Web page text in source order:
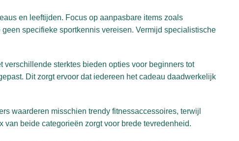
en leeftijden. Focus op aanpasbare items zoals
specifieke sportkennis vereisen. Vermijd specialistische
sterktes bieden opties voor beginners tot
Dit zorgt ervoor dat iedereen het cadeau daadwerkelijk
waarderen misschien trendy fitnessaccessoires, terwijl
beide categorieën zorgt voor brede tevredenheid.